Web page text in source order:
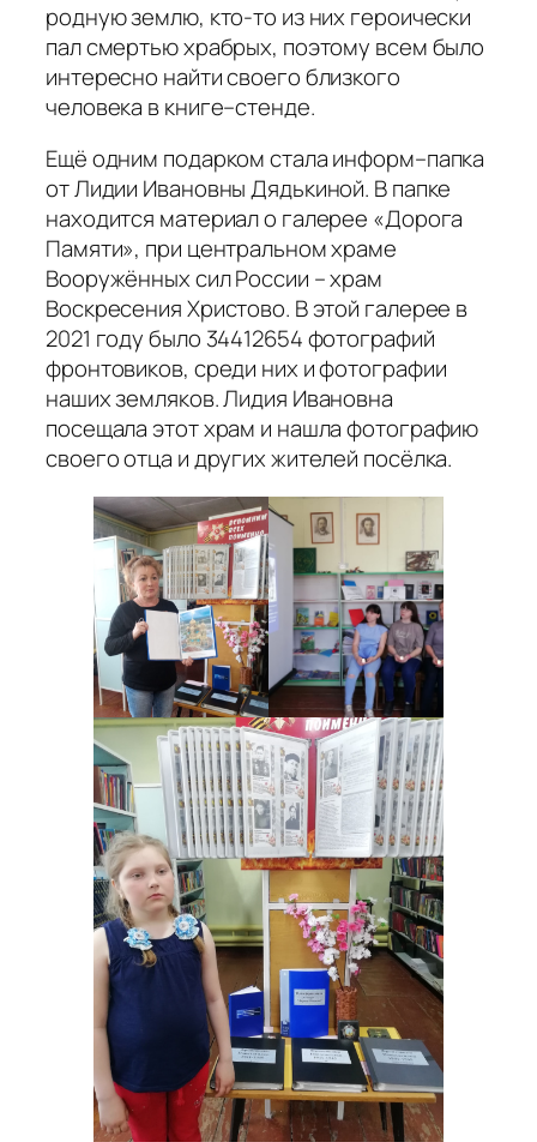
родную землю, кто-то из них героически
пал смертью храбрых, поэтому всем было
интересно найти своего близкого
человека в книге–стенде.
Ещё одним подарком стала информ–папка
от Лидии Ивановны Дядькиной. В папке
находится материал о галерее «Дорога
Памяти», при центральном храме
Вооружённых сил России – храм
Воскресения Христово. В этой галерее в
2021 году было 34412654 фотографий
фронтовиков, среди них и фотографии
наших земляков. Лидия Ивановна
посещала этот храм и нашла фотографию
своего отца и других жителей посёлка.